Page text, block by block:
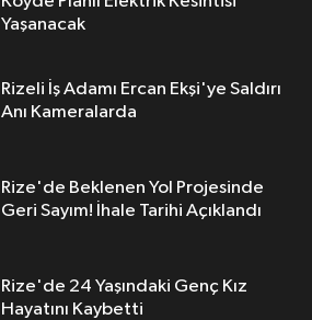
Yaşanacak
Rizeli İş Adamı Ercan Ekşi'ye Saldırı
Anı Kameralarda
Rize'de Beklenen Yol Projesinde
Geri Sayım! İhale Tarihi Açıklandı
Rize'de 24 Yaşındaki Genç Kız
Hayatını Kaybetti